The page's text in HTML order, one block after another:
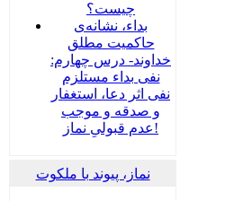
چیست؟
بداء، نشانه‌ی
حاکمیت مطلق
خداوند- درس چهارم:
نفی بداء مستلزم
نفی اثر دعا، استغفار
و صدقه و موجب
عدم قبولیِ نماز!
نماز، پیوند با ملکوت